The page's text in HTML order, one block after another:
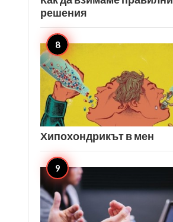
решения
Хипохондрикът в мен